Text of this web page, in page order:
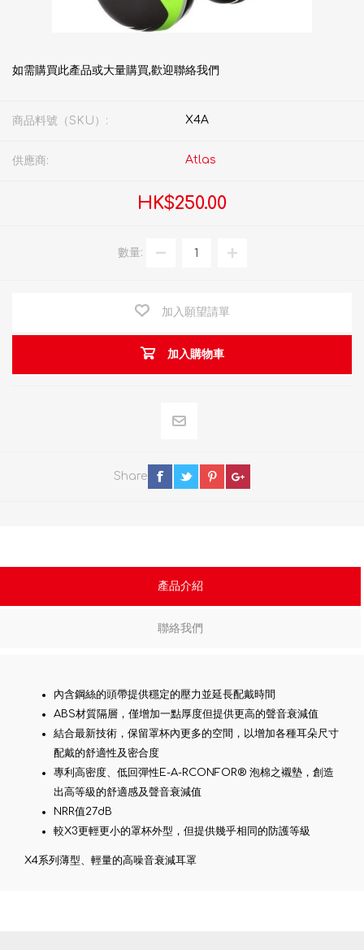
如需購買此產品或大量購買,歡迎聯絡我們
商品料號（SKU）: X4A
供應商: Atlas
HK$250.00
數量:
加入願望請單
加入購物車
Share
產品介紹
聯絡我們
內含鋼絲的頭帶提供穩定的壓力並延長配戴時間
ABS材質隔層，僅增加一點厚度但提供更高的聲音衰減值
結合最新技術，保留罩杯內更多的空間，以增加各種耳朵尺寸
配戴的舒適性及密合度
專利高密度、低回彈性E-A-RCONFOR® 泡棉之襯墊，創造
出高等級的舒適感及聲音衰減值
NRR值27dB
較X3更輕更小的罩杯外型，但提供幾乎相同的防護等級
X4系列薄型、輕量的高噪音衰減耳罩